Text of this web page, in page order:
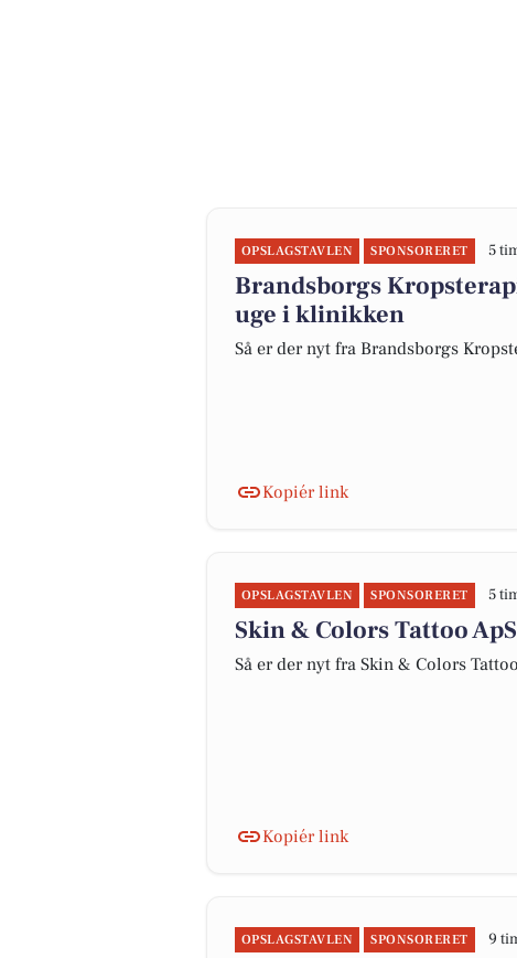
OPSLAGSTAVLEN SPONSORERET 5
Brandsborgs
uge i klinikken
Så er der nyt fra Brandsborgs
Kopiér link
OPSLAGSTAVLEN SPONSORERET 5
Skin & Colors Tattoo
Så er der nyt fra Skin & Colors
Kopiér link
OPSLAGSTAVLEN SPONSORERET 9